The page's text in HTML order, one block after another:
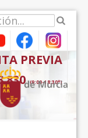
PREVIA
830 (9:00-18:30*)